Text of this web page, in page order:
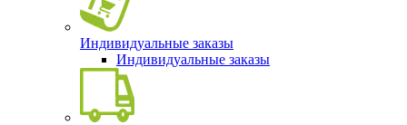
Индивидуальные заказы
Индивидуальные заказы